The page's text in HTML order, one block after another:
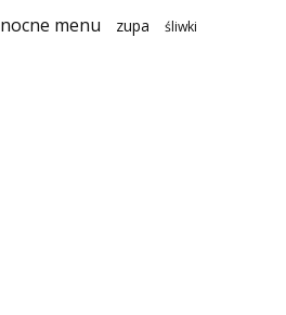
menu zupa śliwki